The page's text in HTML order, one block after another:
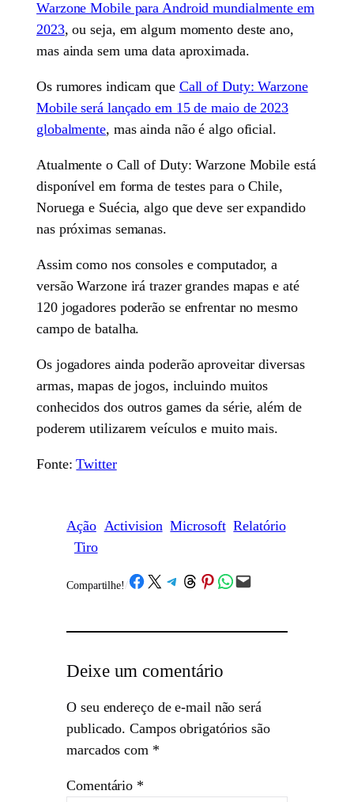
Warzone Mobile para Android mundialmente em
2023, ou seja, em algum momento deste ano,
mas ainda sem uma data aproximada.
Os rumores indicam que Call of Duty: Warzone
Mobile será lançado em 15 de maio de 2023
globalmente, mas ainda não é algo oficial.
Atualmente o Call of Duty: Warzone Mobile está
disponível em forma de testes para o Chile,
Noruega e Suécia, algo que deve ser expandido
nas próximas semanas.
Assim como nos consoles e computador, a
versão Warzone irá trazer grandes mapas e até
120 jogadores poderão se enfrentar no mesmo
campo de batalha.
Os jogadores ainda poderão aproveitar diversas
armas, mapas de jogos, incluindo muitos
conhecidos dos outros games da série, além de
poderem utilizarem veículos e muito mais.
Fonte:Twitter
Ação Activision Microsoft Relatório
Tiro
Compartilhe! /Share on Facebook
Share on X Share on Telegram
Share on Threads
Share on Pinterest
Share on WhatsApp
Email this Page
Deixe um comentário
O seu endereço de e-mail não será
publicado. Campos obrigatórios são
marcados com *
Comentário *